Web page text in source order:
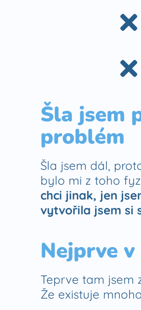
Šla jsem
problém
Šla jsem dál,
bylo mi z toho
chci jinak, jen
vytvořila jsem si
Nejprve
Teprve tam jsem
Že existuje